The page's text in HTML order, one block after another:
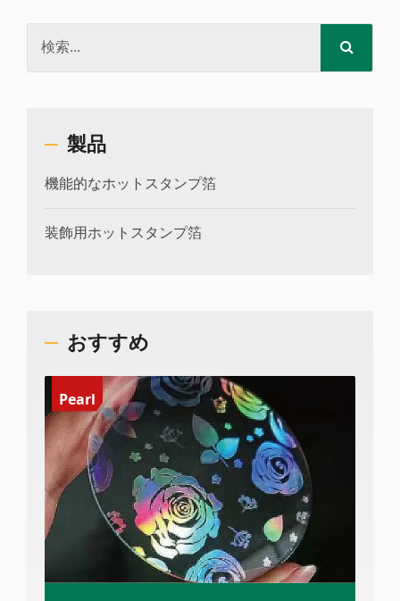
製品
機能的なホットスタンプ箔
装飾用ホットスタンプ箔
おすすめ
Pearl